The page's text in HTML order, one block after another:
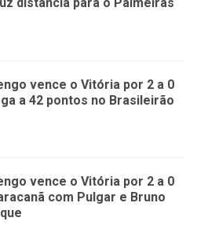
vence o Vitória por 2 a 0
a 42 pontos no Brasileirão
vence o Vitória por 2 a 0
com Pulgar e Bruno